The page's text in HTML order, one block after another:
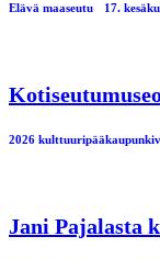
Elävä maaseutu 17.
2026
Jani Pajalasta